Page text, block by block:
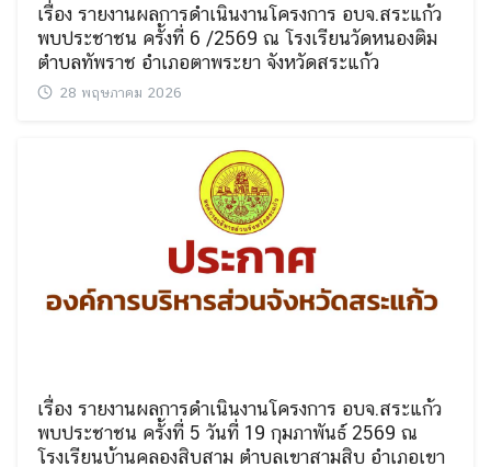
เรื่อง รายงานผลการดำเนินงานโครงการ อบจ.สระแก้ว
พบประชาชน ครั้งที่ 6 /2569 ณ โรงเรียนวัดหนองติม
ตำบลทัพราช อำเภอตาพระยา จังหวัดสระแก้ว
28 พฤษภาคม 2026
เรื่อง รายงานผลการดำเนินงานโครงการ อบจ.สระแก้ว
พบประชาชน ครั้งที่ 5 วันที่ 19 กุมภาพันธ์ 2569 ณ
โรงเรียนบ้านคลองสิบสาม ตำบลเขาสามสิบ อำเภอเขา